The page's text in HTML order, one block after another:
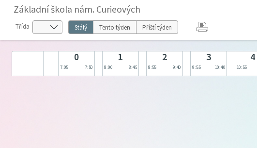
Základní škola nám. Curieových
Třída Stálý Tento týden Příští týden
0
7:05 7:50
1
8:00 8:45
2
8:55 9:40
3
9:55 10:40
4
10:55